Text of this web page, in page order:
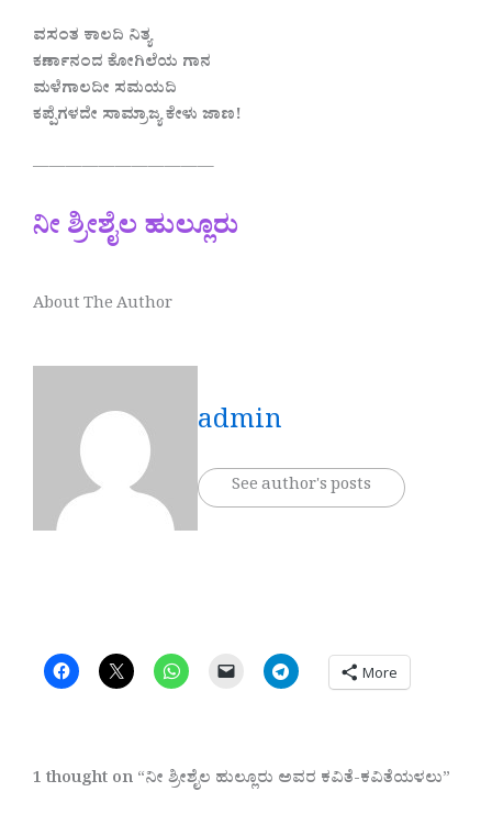
ವಸಂತ ಕಾಲದಿ ನಿತ್ಯ
ಕರ್ಣಾನಂದ ಕೋಗಿಲೆಯ ಗಾನ
ಮಳೆಗಾಲದೀ ಸಮಯದಿ
ಕಪ್ಪೆಗಳದೇ ಸಾಮ್ರಾಜ್ಯ ಕೇಳು ಜಾಣ!
———————————
ನೀ ಶ್ರೀಶೈಲ ಹುಲ್ಲೂರು
About The Author
admin
See author's posts
More
1 thought on “ನೀ ಶ್ರೀಶೈಲ ಹುಲ್ಲೂರು ಅವರ ಕವಿತೆ-ಕವಿತೆಯಳಲು”